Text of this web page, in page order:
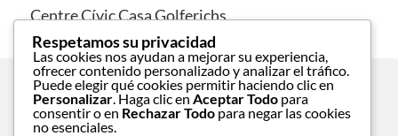
Centre Cívic Casa Golferichs
Respetamos su privacidad
Las cookies nos ayudan a mejorar su experiencia,
ofrecer contenido personalizado y analizar el tráfico.
Puede elegir qué cookies permitir haciendo clic en
Personalizar . Haga clic en Aceptar Todo para
consentir o en Rechazar Todo para negar las cookies
no esenciales.